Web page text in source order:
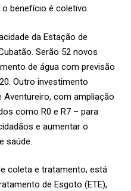
benefício é coletivo.
da Estação de
Serão 52 novos
de água com previsão
Outro investimento
com ampliação
como R0 e R7 – para
e aumentar o
saúde.
coleta e tratamento, está
de Esgoto (ETE),